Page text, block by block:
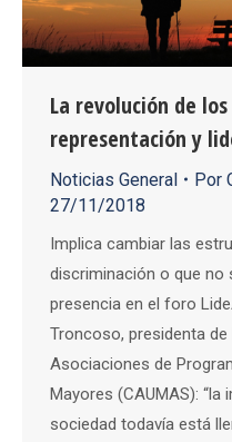
La revolución de
representación y
Noticias General Por
27/11/2018
Implica cambiar las
discriminación o que
presencia en el foro
Troncoso, presidenta
Asociaciones de
Mayores (CAUMAS):
sociedad todavía está